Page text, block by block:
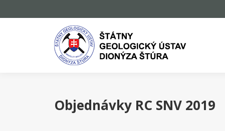
Objednávky RC SNV 2019